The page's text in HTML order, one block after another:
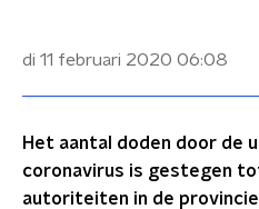
di 11 februari 2020 06:08
Het aantal doden door de
coronavirus is gestegen
autoriteiten in de